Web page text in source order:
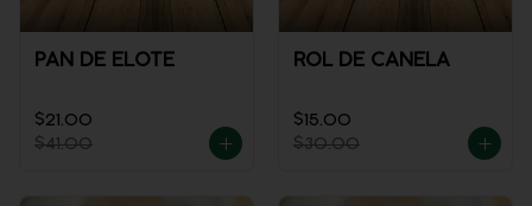
PAN DE ELOTE
$21.00
$41.00
ROL DE CANELA
$15.00
$30.00